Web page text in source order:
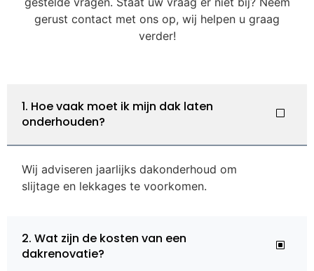
gerust contact met ons op, wij helpen u graag
verder!
1. Hoe vaak moet ik mijn dak laten
onderhouden?
Wij adviseren jaarlijks dakonderhoud om
slijtage en lekkages te voorkomen.
2. Wat zijn de kosten van een
dakrenovatie?